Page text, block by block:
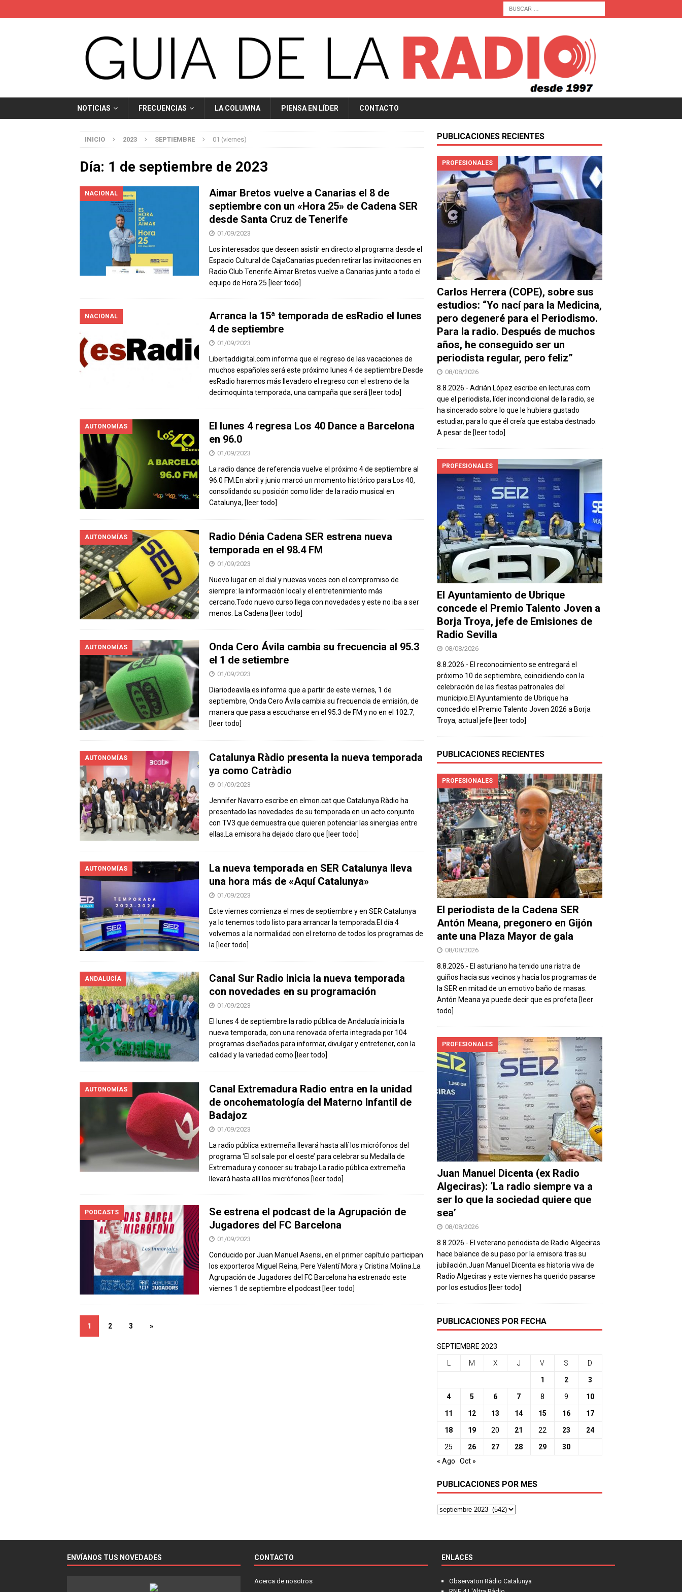
NOTICIAS FRECUENCIAS LA COLUMNA PIENSA EN LÍDER CONTACTO
INICIO 2023 SEPTIEMBRE 01 (viernes)
Día: 1 de septiembre de 2023
NACIONAL
Aimar Bretos vuelve a Canarias el 8 de
septiembre con un «Hora 25» de Cadena SER
desde Santa Cruz de Tenerife
01/09/2023
Los interesados que deseen asistir en directo al programa desde el
Espacio Cultural de CajaCanarias pueden retirar las invitaciones en
Radio Club Tenerife.Aimar Bretos vuelve a Canarias junto a todo el
equipo de Hora 25 [leer todo]
NACIONAL
Arranca la 15ª temporada de esRadio el lunes
4 de septiembre
01/09/2023
Libertaddigital.com informa que el regreso de las vacaciones de
muchos españoles será este próximo lunes 4 de septiembre.Desde
esRadio haremos más llevadero el regreso con el estreno de la
decimoquinta temporada, una campaña que será [leer todo]
AUTONOMÍAS
El lunes 4 regresa Los 40 Dance a Barcelona
en 96.0
01/09/2023
La radio dance de referencia vuelve el próximo 4 de septiembre al
96.0 FM.En abril y junio marcó un momento histórico para Los 40,
consolidando su posición como líder de la radio musical en
Catalunya, [leer todo]
AUTONOMÍAS
Radio Dénia Cadena SER estrena nueva
temporada en el 98.4 FM
01/09/2023
Nuevo lugar en el dial y nuevas voces con el compromiso de
siempre: la información local y el entretenimiento más
cercano.Todo nuevo curso llega con novedades y este no iba a ser
menos. La Cadena [leer todo]
AUTONOMÍAS
Onda Cero Ávila cambia su frecuencia al 95.3
el 1 de setiembre
01/09/2023
Diariodeavila.es informa que a partir de este viernes, 1 de
septiembre, Onda Cero Ávila cambia su frecuencia de emisión, de
manera que pasa a escucharse en el 95.3 de FM y no en el 102.7,
[leer todo]
AUTONOMÍAS
Catalunya Ràdio presenta la nueva temporada
ya como Catràdio
01/09/2023
Jennifer Navarro escribe en elmon.cat que Catalunya Ràdio ha
presentado las novedades de su temporada en un acto conjunto
con TV3 que demuestra que quieren potenciar las sinergias entre
ellas.La emisora ha dejado claro que [leer todo]
AUTONOMÍAS
La nueva temporada en SER Catalunya lleva
una hora más de «Aquí Catalunya»
01/09/2023
Este viernes comienza el mes de septiembre y en SER Catalunya
ya lo tenemos todo listo para arrancar la temporada.El día 4
volvemos a la normalidad con el retorno de todos los programas de
la [leer todo]
ANDALUCÍA
Canal Sur Radio inicia la nueva temporada
con novedades en su programación
01/09/2023
El lunes 4 de septiembre la radio pública de Andalucía inicia la
nueva temporada, con una renovada oferta integrada por 104
programas diseñados para informar, divulgar y entretener, con la
calidad y la variedad como [leer todo]
AUTONOMÍAS
Canal Extremadura Radio entra en la unidad
de oncohematología del Materno Infantil de
Badajoz
01/09/2023
La radio pública extremeña llevará hasta allí los micrófonos del
programa ‘El sol sale por el oeste’ para celebrar su Medalla de
Extremadura y conocer su trabajo.La radio pública extremeña
llevará hasta allí los micrófonos [leer todo]
PODCASTS
Se estrena el podcast de la Agrupación de
Jugadores del FC Barcelona
01/09/2023
Conducido por Juan Manuel Asensi, en el primer capítulo participan
los exporteros Miguel Reina, Pere Valentí Mora y Cristina Molina.La
Agrupación de Jugadores del FC Barcelona ha estrenado este
viernes 1 de septiembre el podcast [leer todo]
1 2 3 »
PUBLICACIONES RECIENTES
PROFESIONALES
Carlos Herrera (COPE), sobre sus
estudios: “Yo nací para la Medicina,
pero degeneré para el Periodismo.
Para la radio. Después de muchos
años, he conseguido ser un
periodista regular, pero feliz”
08/08/2026
8.8.2026.- Adrián López escribe en lecturas.com
que el periodista, líder incondicional de la radio, se
ha sincerado sobre lo que le hubiera gustado
estudiar, para lo que él creía que estaba destnado.
A pesar de [leer todo]
PROFESIONALES
El Ayuntamiento de Ubrique
concede el Premio Talento Joven a
Borja Troya, jefe de Emisiones de
Radio Sevilla
08/08/2026
8.8.2026.- El reconocimiento se entregará el
próximo 10 de septiembre, coincidiendo con la
celebración de las fiestas patronales del
municipio.El Ayuntamiento de Ubrique ha
concedido el Premio Talento Joven 2026 a Borja
Troya, actual jefe [leer todo]
PUBLICACIONES RECIENTES
PROFESIONALES
El periodista de la Cadena SER
Antón Meana, pregonero en Gijón
ante una Plaza Mayor de gala
08/08/2026
8.8.2026.- El asturiano ha tenido una ristra de
guiños hacia sus vecinos y hacia los programas de
la SER en mitad de un emotivo baño de masas.
Antón Meana ya puede decir que es profeta [leer
todo]
PROFESIONALES
Juan Manuel Dicenta (ex Radio
Algeciras): ‘La radio siempre va a
ser lo que la sociedad quiere que
sea’
08/08/2026
8.8.2026.- El veterano periodista de Radio Algeciras
hace balance de su paso por la emisora tras su
jubilación.Juan Manuel Dicenta es historia viva de
Radio Algeciras y este viernes ha querido pasarse
por los estudios [leer todo]
PUBLICACIONES POR FECHA
SEPTIEMBRE 2023
L M X J V S D
1 2 3
4 5 6 7 8 9 10
11 12 13 14 15 16 17
18 19 20 21 22 23 24
25 26 27 28 29
30
« Ago
Oct »
PUBLICACIONES POR MES
ENVÍANOS TUS NOVEDADES CONTACTO
Acerca de nosotros
ENLACES
Observatori Ràdio Catalunya